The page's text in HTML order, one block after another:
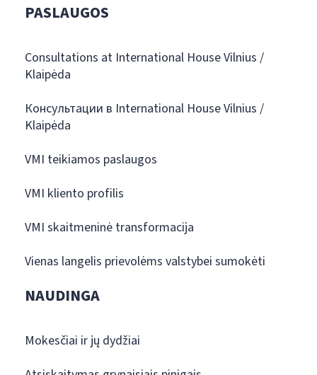
PASLAUGOS
Consultations at International House Vilnius /
Klaipėda
Консультации в International House Vilnius /
Klaipėda
VMI teikiamos paslaugos
VMI kliento profilis
VMI skaitmeninė transformacija
Vienas langelis prievolėms valstybei sumokėti
NAUDINGA
Mokesčiai ir jų dydžiai